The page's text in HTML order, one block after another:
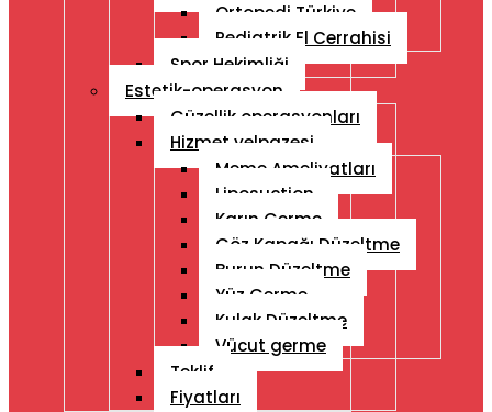
Ortopedi Türkiye
Pediatrik El Cerrahisi
Spor Hekimliği
Estetik-operasyon
Güzellik operasyonları
Hizmet yelpazesi
Meme Ameliyatları
Liposuction
Karın Germe
Göz Kapağı Düzeltme
Burun Düzeltme
Yüz Germe
Kulak Düzeltme
Vücut germe
Teklif
Fiyatları